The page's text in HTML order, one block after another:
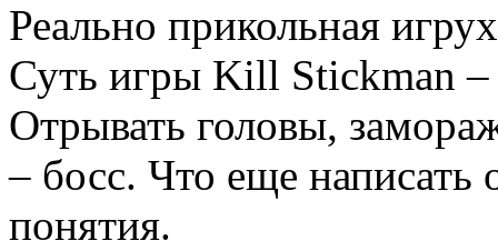
Реально прикольная
Суть игры Kill Stickman –
Отрывать головы,
– босс. Что еще
понятия.